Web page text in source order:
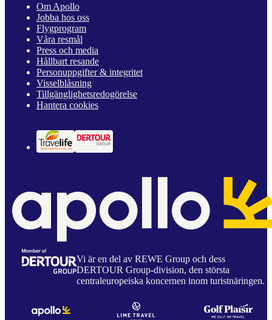
Om Apollo
Jobba hos oss
Flygprogram
Våra resmål
Press och media
Hållbart resande
Personuppgifter & integritet
Visselblåsning
Tillgänglighetsredogörelse
Hantera cookies
Vi är en del av REWE Group och dess
DERTOUR Group-division, den största
centraleuropeiska koncernen inom turistnäringen.